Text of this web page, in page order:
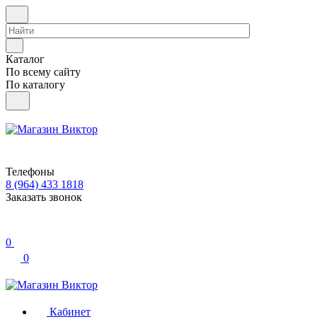
Каталог
По всему сайту
По каталогу
Телефоны
8 (964) 433 1818
Заказать звонок
0
0
Кабинет